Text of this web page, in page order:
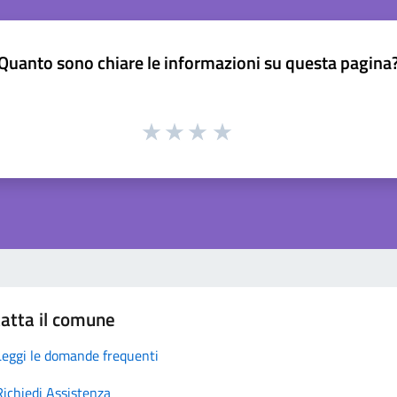
sono chiare le informazioni su questa
il comune
le domande frequenti
Assistenza